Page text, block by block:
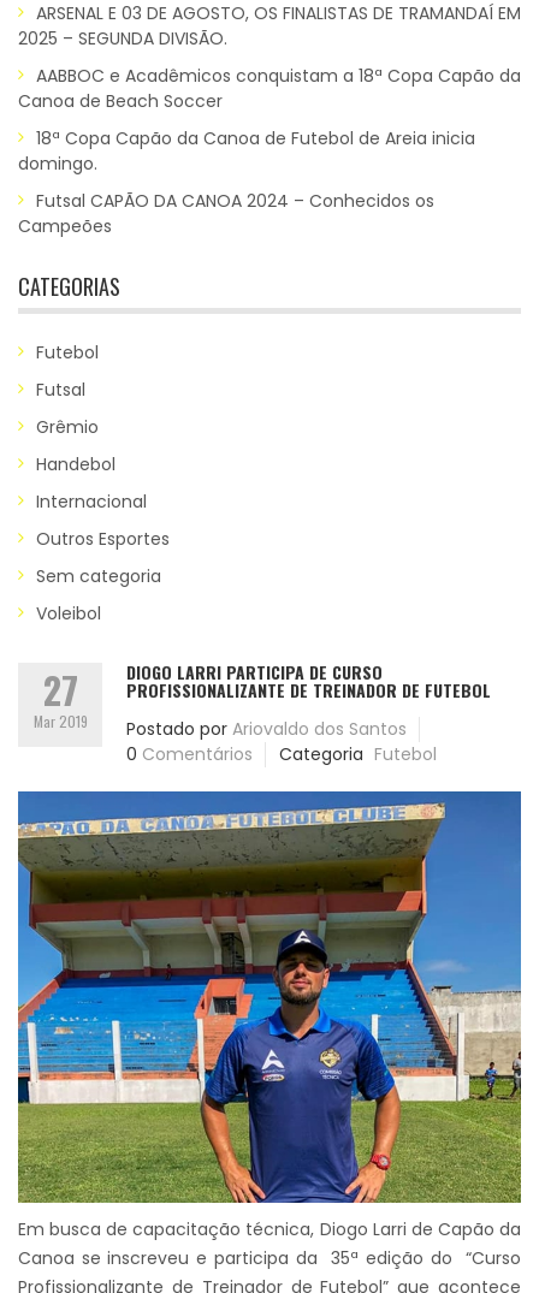
ARSENAL E 03 DE AGOSTO, OS FINALISTAS DE TRAMANDAÍ EM
2025 – SEGUNDA DIVISÃO.
AABBOC e Acadêmicos conquistam a 18ª Copa Capão da
Canoa de Beach Soccer
18ª Copa Capão da Canoa de Futebol de Areia inicia
domingo.
Futsal CAPÃO DA CANOA 2024 – Conhecidos os
Campeões
CATEGORIAS
Futebol
Futsal
Grêmio
Handebol
Internacional
Outros Esportes
Sem categoria
Voleibol
27
Mar 2019
DIOGO LARRI PARTICIPA DE CURSO
PROFISSIONALIZANTE DE TREINADOR DE FUTEBOL
Postado por Ariovaldo dos Santos
0 Comentários Categoria Futebol
Em busca de capacitação técnica, Diogo Larri de Capão da
Canoa se inscreveu e participa da 35ª edição do “Curso
Profissionalizante de Treinador de Futebol” que acontece